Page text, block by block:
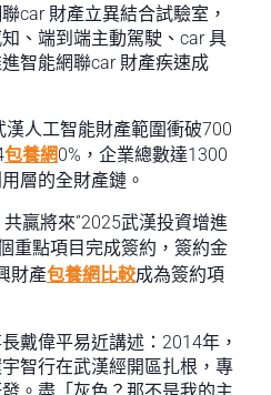
car 財產立異結合試驗室，
、端到端主動駕駛、car 具
智能網聯car 財產疾速成
人工智能財產範圍衝破700
包養網0%，企業總數達1300
層的全財產鏈。
贏將來”2025武漢投資增進
重點項目完成簽約，簽約金
財產包養網比較成為簽約項
戴偉平易近講述：2014年，
智行在武漢經開區扎根，專